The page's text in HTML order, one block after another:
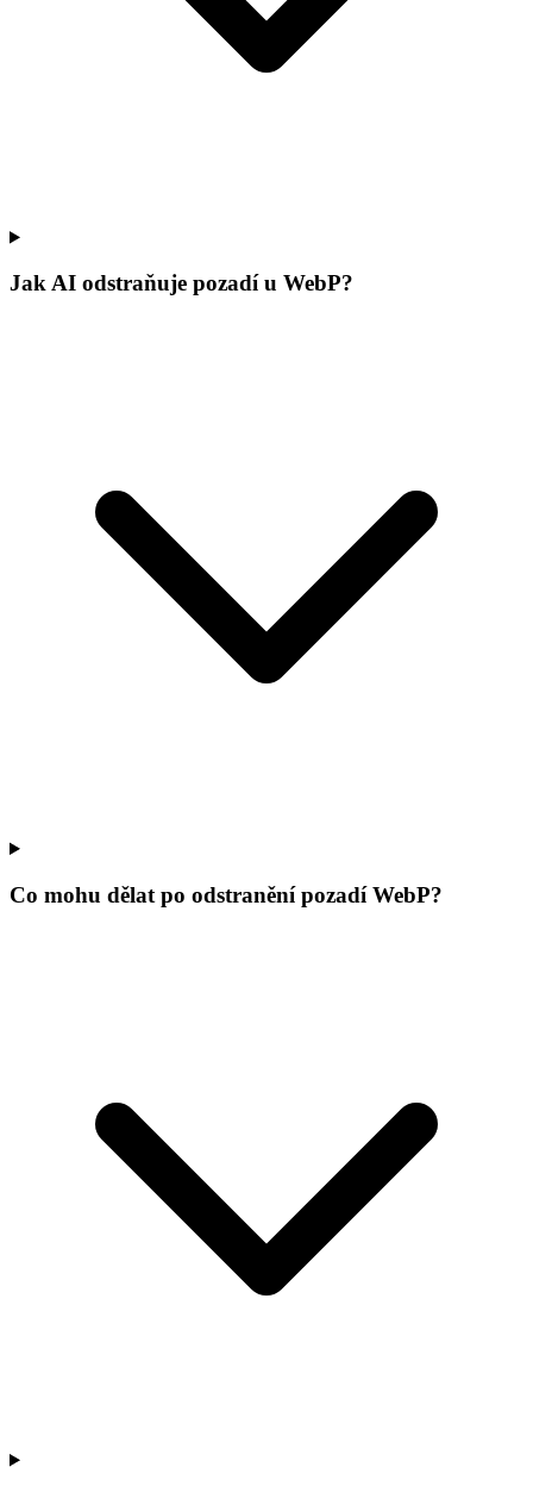
Jak AI odstraňuje pozadí u WebP?
Co mohu dělat po odstranění pozadí WebP?